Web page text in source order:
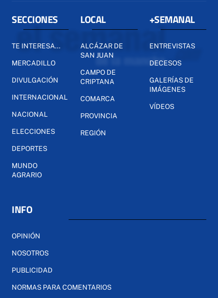
SECCIONES
TE INTERESA...
MERCADILLO
DIVULGACIÓN
INTERNACIONAL
NACIONAL
ELECCIONES
DEPORTES
MUNDO
AGRARIO
LOCAL
ALCÁZAR DE
SAN JUAN
CAMPO DE
CRIPTANA
COMARCA
PROVINCIA
REGIÓN
+SEMANAL
ENTREVISTAS
DECESOS
GALERÍAS DE
IMÁGENES
VÍDEOS
INFO
OPINIÓN
NOSOTROS
PUBLICIDAD
NORMAS PARA COMENTARIOS